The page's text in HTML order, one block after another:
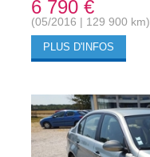
6 790 €
(05/2016 | 129 900 km)
PLUS D'INFOS